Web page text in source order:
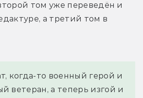
том уже переведён и
а третий том в
когда-то военный герой и
ветеран, а теперь изгой и